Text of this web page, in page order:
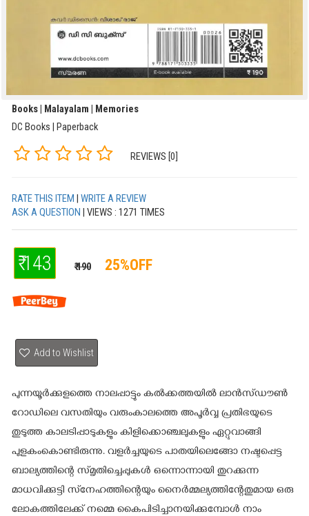
Books | Malayalam | Memories
DC Books | Paperback
REVIEWS [0]
RATE THIS ITEM
WRITE A REVIEW
ASK A QUESTION
| VIEWS : 1271 TIMES
₹ 143 ₹ 190 25%OFF
Add to Wishlist
പുന്നയൂർക്കുളത്തെ നാലപ്പാട്ടും കൽക്കത്തയിൽ ലാൻസ്ഡൗൺ
റോഡിലെ വസതിയും വരുംകാലത്തെ അപൂർവ്വ പ്രതിഭയുടെ
തുടുത്ത കാലടിപ്പാടുകളും കിളിക്കൊഞ്ചലുകളും ഏറ്റുവാങ്ങി
പുളകംകൊണ്ടിരുന്നു. വളർച്ചയുടെ പാതയിലെങ്ങോ നഷ്ടപ്പെട്ട
ബാല്യത്തിന്റെ സ്മൃതിച്ചെപ്പുകൾ ഒന്നൊന്നായി തുറക്കുന്ന
മാധവിക്കുട്ടി സ്‌നേഹത്തിന്റെയും നൈർമ്മല്യത്തിന്റേതുമായ ഒരു
ലോകത്തിലേക്ക് നമ്മെ കൈപിടിച്ചാനയിക്കുമ്പോൾ നാം